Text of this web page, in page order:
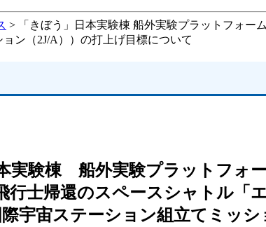
> 「きぼう」日本実験棟 船外実験プラットフォー
ン（2J/A））の打上げ目標について
実験棟 船外実験プラットフォ
行士帰還のスペースシャトル「
際宇宙ステーション組立てミッ